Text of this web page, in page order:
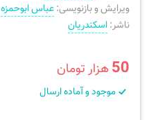
ویرایش و بازنویسی:عباس ابوحمزه
ناشر:اسکندریان
50هزار تومان
موجود و آماده ارسال